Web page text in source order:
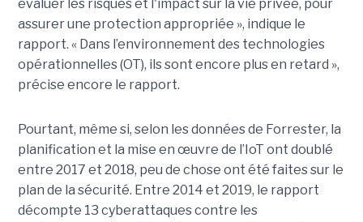
évaluer les risques et l'impact sur la vie privée, pour
assurer une protection appropriée », indique le
rapport. « Dans l’environnement des technologies
opérationnelles (OT), ils sont encore plus en retard »,
précise encore le rapport.
Pourtant, même si, selon les données de Forrester, la
planification et la mise en œuvre de l’IoT ont doublé
entre 2017 et 2018, peu de chose ont été faites sur le
plan de la sécurité. Entre 2014 et 2019, le rapport
décompte 13 cyberattaques contre les